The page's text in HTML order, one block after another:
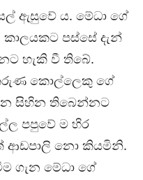
ඇසුවේ ය. මේධා ගේ
පස්සේ දැන්
හැකි වී තිබේ.
කොල්ලෙකු ගේ
සිහින තිබෙන්නට
පපුවේ ම හිර
ආඩපාලි නො කියමිනි.
ගැන මේධා ගේ